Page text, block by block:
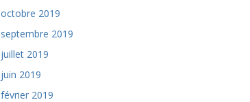
octobre 2019
septembre 2019
juillet 2019
juin 2019
février 2019